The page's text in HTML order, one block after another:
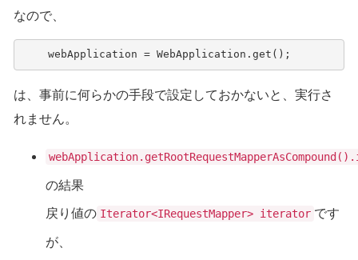
なので、
webApplication = WebApplication . get ();
は、事前に何らかの手段で設定しておかないと、実行さ
れません。
の結果
戻り値の Iterator<IRequestMapper> iterator です
が、